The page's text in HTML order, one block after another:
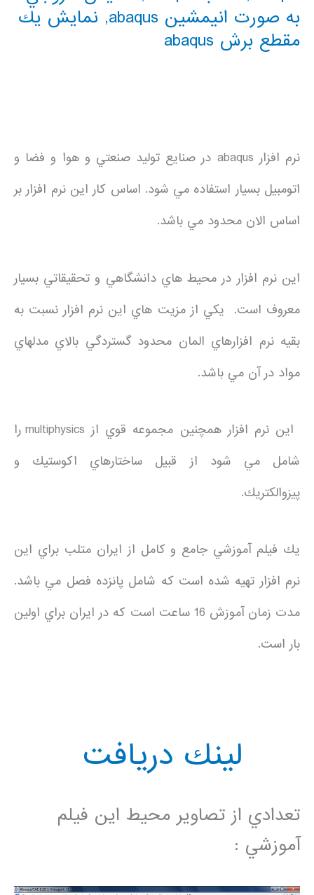
به صورت انيمشين abaqus
, نمايش يك
مقطع برش abaqus
نرم افزار abaqus در صنايع توليد صنعتي و هوا و فضا و
اتومبيل بسيار استفاده مي شود. اساس كار اين نرم افزار بر
اساس الان محدود مي باشد.
اين نرم افزار در محيط هاي دانشگاهي و تحقيقاتي بسيار
معروف است. يكي از مزيت هاي اين نرم افزار نسبت به
بقيه نرم افزارهاي المان محدود گستردگي بالاي مدلهاي
مواد در آن مي باشد.
اين نرم افزار همچنين مجموعه قوي از multiphysics را
شامل مي شود از قبيل ساختارهاي اكوستيك و
پيزوالكتريك.
يك فيلم آموزشي جامع و كامل از ايران متلب براي اين
نرم افزار تهيه شده است كه شامل پانزده فصل مي باشد.
مدت زمان آموزش 16 ساعت است كه در ايران براي اولين
بار است.
لينك دريافت
تعدادي از تصاوير محيط اين فيلم
آموزشي :